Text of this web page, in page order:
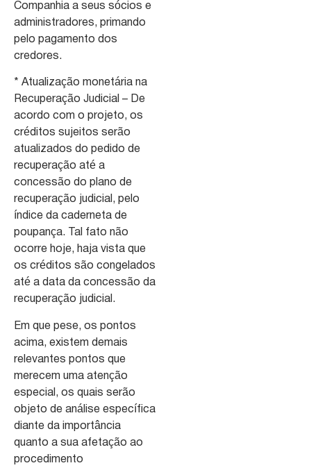
Companhia a seus sócios e
administradores, primando
pelo pagamento dos
credores.
* Atualização monetária na
Recuperação Judicial – De
acordo com o projeto, os
créditos sujeitos serão
atualizados do pedido de
recuperação até a
concessão do plano de
recuperação judicial, pelo
índice da caderneta de
poupança. Tal fato não
ocorre hoje, haja vista que
os créditos são congelados
até a data da concessão da
recuperação judicial.
Em que pese, os pontos
acima, existem demais
relevantes pontos que
merecem uma atenção
especial, os quais serão
objeto de análise específica
diante da importância
quanto a sua afetação ao
procedimento